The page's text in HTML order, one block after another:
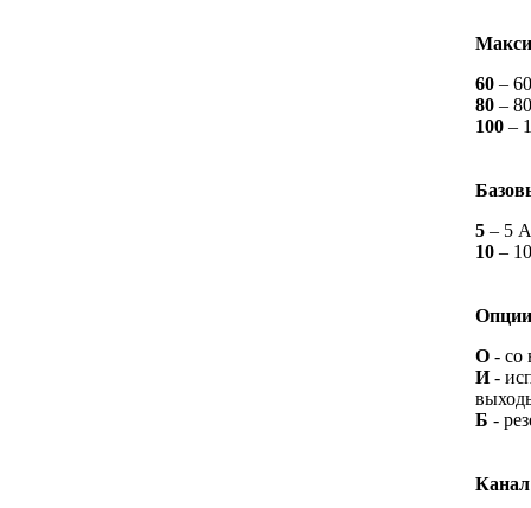
60 –
80 –
100 –
5 – 5 А
10 –
Опции
О - со
И-
Б -
Канал